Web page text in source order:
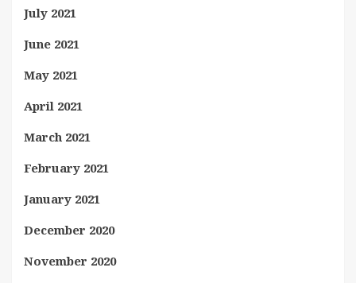
July 2021
June 2021
May 2021
April 2021
March 2021
February 2021
January 2021
December 2020
November 2020